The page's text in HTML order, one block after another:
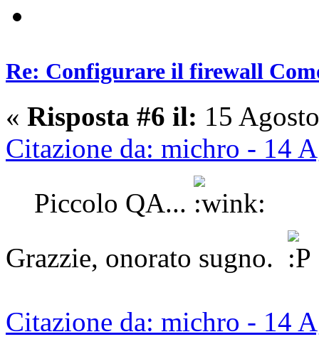
Re: Configurare il firewall
« Risposta #6 il: 15
Citazione da: michro - 14
Piccolo QA...
Grazzie, onorato sugno.
Citazione da: michro - 14